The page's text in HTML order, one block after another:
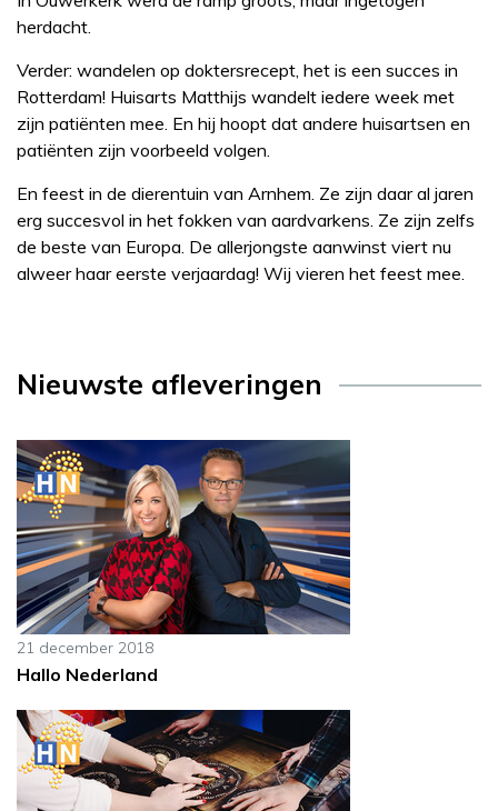
herdacht.
Verder: wandelen op doktersrecept, het is een succes in
Rotterdam! Huisarts Matthijs wandelt iedere week met
zijn patiënten mee. En hij hoopt dat andere huisartsen en
patiënten zijn voorbeeld volgen.
En feest in de dierentuin van Arnhem. Ze zijn daar al jaren
erg succesvol in het fokken van aardvarkens. Ze zijn zelfs
de beste van Europa. De allerjongste aanwinst viert nu
alweer haar eerste verjaardag! Wij vieren het feest mee.
Nieuwste afleveringen
21 december 2018
Hallo Nederland